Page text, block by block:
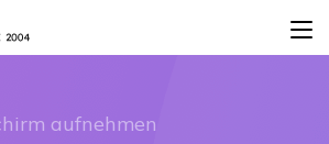
aufnehmen